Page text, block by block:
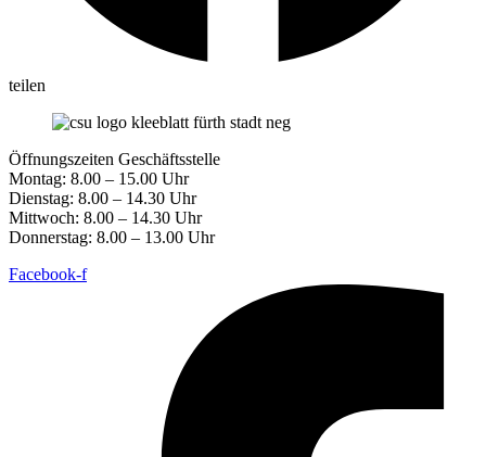
teilen
Öffnungszeiten Geschäftsstelle
Montag: 8.00 – 15.00 Uhr
Dienstag: 8.00 – 14.30 Uhr
Mittwoch: 8.00 – 14.30 Uhr
Donnerstag: 8.00 – 13.00 Uhr
Facebook-f